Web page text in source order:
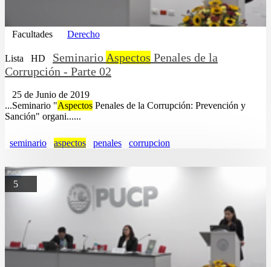
Facultades Derecho
Lista HD Seminario Aspectos Penales de la
Corrupción - Parte 02
25 de Junio de 2019
...Seminario "Aspectos Penales de la Corrupción: Prevención y
Sanción" organi......
seminario aspectos penales corrupcion
5